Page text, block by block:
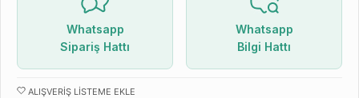
Whatsapp
Sipariş Hattı
Whatsapp
Bilgi Hattı
ALIŞVERIŞ LISTEME EKLE